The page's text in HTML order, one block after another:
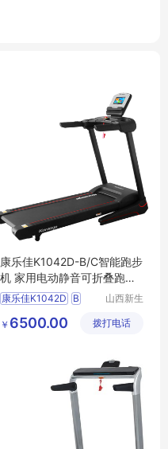
康乐佳K1042D-B/C智能跑步
机 家用电动静音可折叠跑步
机
康乐佳K1042D
B
康乐佳跑步机
山西新生
材有限公
￥ 6500.00 拨打电话